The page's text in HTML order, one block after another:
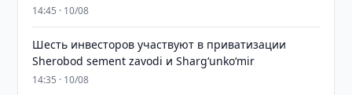
14:45 · 10/08
Шесть инвесторов участвуют в приватизации
Sherobod sement zavodi и Shargʻunkoʻmir
14:35 · 10/08